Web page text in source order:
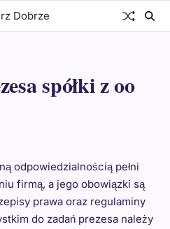
spółki z oo
odpowiedzialnością pełni
firmą, a jego obowiązki są
prawa oraz regulaminy
do zadań prezesa należy